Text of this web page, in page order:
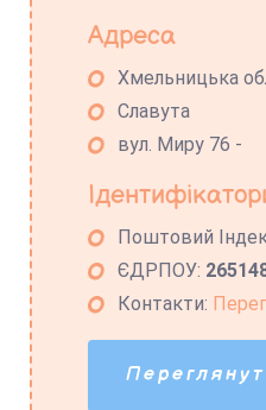
Адреса
Хмельницька
Славута
вул. Миру 76 -
Поштовий
ЄДРПОУ:
Контакти: